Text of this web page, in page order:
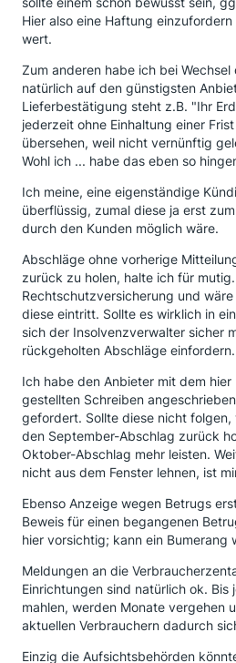
Hier also eine Haftung
wert.
Zum anderen habe ich bei
natürlich auf den günstigsten
Lieferbestätigung steht z.B. "Ihr
jederzeit ohne Einhaltung einer
übersehen, weil nicht vernünftig
Wohl ich ... habe das eben so
Ich meine, eine eigenständige
überflüssig, zumal diese ja erst
durch den Kunden möglich wäre.
Abschläge ohne vorherige
zurück zu holen, halte ich für
Rechtschutzversicherung und
diese eintritt. Sollte es wirklich in
sich der Insolvenzverwalter sicher
rückgeholten Abschläge einfordern.
Ich habe den Anbieter mit dem
gestellten Schreiben
gefordert. Sollte diese nicht
den September-Abschlag zurück
Oktober-Abschlag mehr leisten.
nicht aus dem Fenster lehnen, ist
Ebenso Anzeige wegen Betrugs
Beweis für einen begangenen
hier vorsichtig; kann ein Bumerang
Meldungen an die
Einrichtungen sind natürlich ok. Bis
mahlen, werden Monate vergehen
aktuellen Verbrauchern dadurch
Einzig die Aufsichtsbehörden